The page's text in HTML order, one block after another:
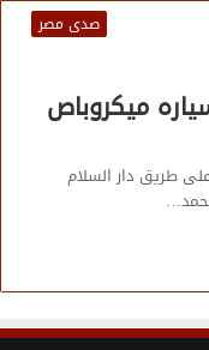
صدى مصر
سياره ميكروباص
على طريق دار السلام